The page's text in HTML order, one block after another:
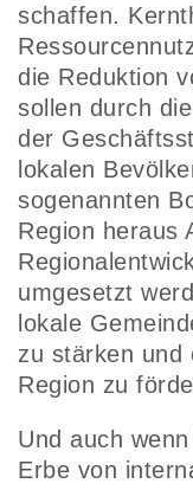
schaffen.
die Reduktion
sollen durch
der
lokalen
sogenannten
Region heraus
umgesetzt
lokale
zu stärken und
Region zu
Und auch
Erbe von